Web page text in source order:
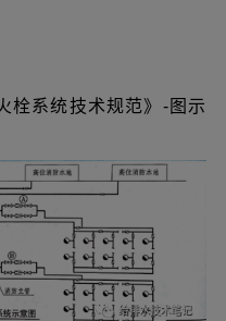
栓系统技术规范》-图示